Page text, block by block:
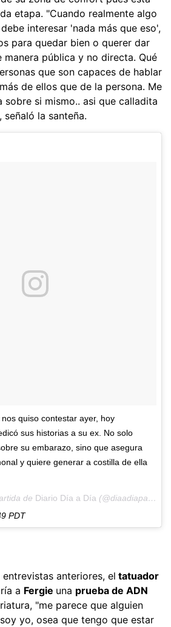
etapa. "Cuando realmente algo
interesar 'nada más que eso',
para quedar bien o querer dar
manera pública y no directa. Qué
que son capaces de hablar
de ellos que de la persona. Me
sobre si mismo.. asi que calladita
la santeña.
quiso contestar ayer, hoy
sus historias a su ex. No solo
su embarazo, sino que asegura
y quiere generar a costilla de ella
de Diario Día a Día (@diaadiapa) el
PDT
anteriores, el tatuador
a Fergie una prueba de ADN
"me parece que alguien
yo, osea que tengo que estar